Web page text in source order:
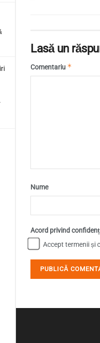
Lasă un
Comentariu *
Nume
Acord privind
Accept termenii și